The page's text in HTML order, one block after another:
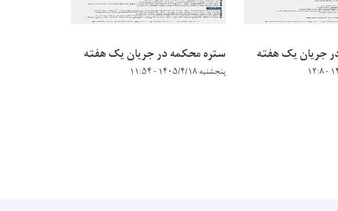
جریان يک هفته ستره محکمه در جریان يک هفته
پنجشنبه ۱۴۰۵/۴/۱۸ - ۱۱:۵۴